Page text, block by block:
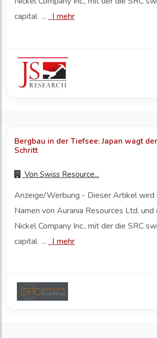
capital ...
| mehr
Bergbau in der Tiefsee: Japan wagt
Schritt
Von Swiss Resource...
Anzeige/Werbung - Dieser Artikel wird
Namen von Aurania Resources Ltd. und
Nickel Company Inc., mit der die SRC
capital ...
| mehr